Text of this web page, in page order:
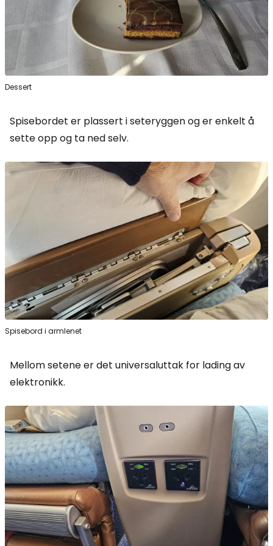
Dessert
Spisebordet er plassert i seteryggen og er enkelt å
sette opp og ta ned selv.
Spisebord i armlenet
Mellom setene er det universaluttak for lading av
elektronikk.